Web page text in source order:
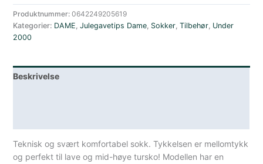
Ledge
Micro
Crew
With
Cushion
Produktnummer:0642249205619
Kategorier: DAME,Julegavetips Dame, Sokker,Tilbehør, Under
2000
Beskrivelse
Teknisk og svært komfortabel sokk. Tykkelsen er mellomtykk
og perfekt til lave og mid-høye tursko! Modellen har en